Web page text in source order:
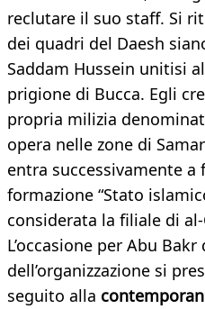
reclutare il suo staff. Si
dei quadri del Daesh
Saddam Hussein unitisi
prigione di Bucca. Egli
propria milizia
opera nelle zone di
entra successivamente a
formazione “Stato
considerata la filiale di
L’occasione per Abu
dell’organizzazione si
seguito alla